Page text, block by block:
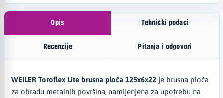
Opis Tehnički podaci
Recenzije Pitanja i odgovori
WEILER Toroflex Lite brusna ploča 125x6x22je brusna ploča
za obradu metalnih površina, namijenjena za upotrebu na